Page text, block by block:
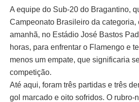
A equipe do Sub-20 do Bragantino,
Campeonato Brasileiro da categoria,
amanhã, no Estádio José Bastos
horas, para enfrentar o Flamengo e
menos um empate, que significaria
competição.
Até aqui, foram três partidas e três
gol marcado e oito sofridos. O rubro-